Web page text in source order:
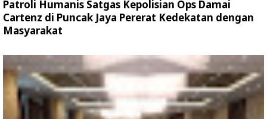
Patroli Humanis Satgas Kepolisian Ops Damai
Cartenz di Puncak Jaya Pererat Kedekatan dengan
Masyarakat